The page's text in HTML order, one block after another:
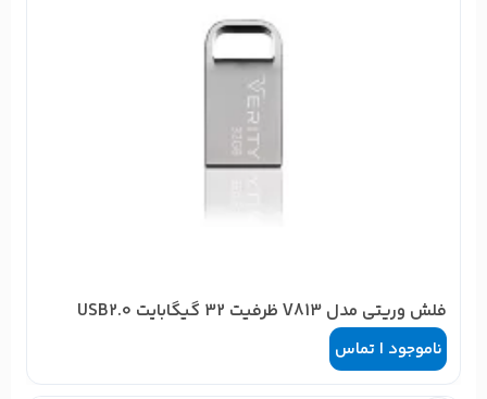
فلش وریتی مدل V813 ظرفیت 32 گیگابایت USB2.0
ناموجود | تماس